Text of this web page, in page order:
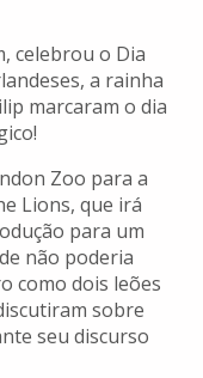
celebrou o Dia
a rainha
marcaram o dia
Zoo para a
Lions, que irá
para um
não poderia
como dois leões
sobre
seu discurso